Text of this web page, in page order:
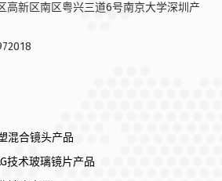
高新区南区粤兴三道6号南京大学深圳产
合镜头产品
术玻璃镜片产品